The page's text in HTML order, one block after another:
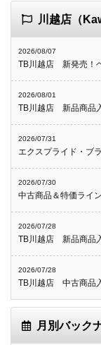
川越店（
2026/08/07
TB川越店 新発売！
2026/08/01
TB川越店 新品商品
2026/07/31
エクスプライド・ブ
2026/07/30
中古商品＆特価ライ
2026/07/28
TB川越店 新品商品
2026/07/28
TB川越店 中古商品
月別バック